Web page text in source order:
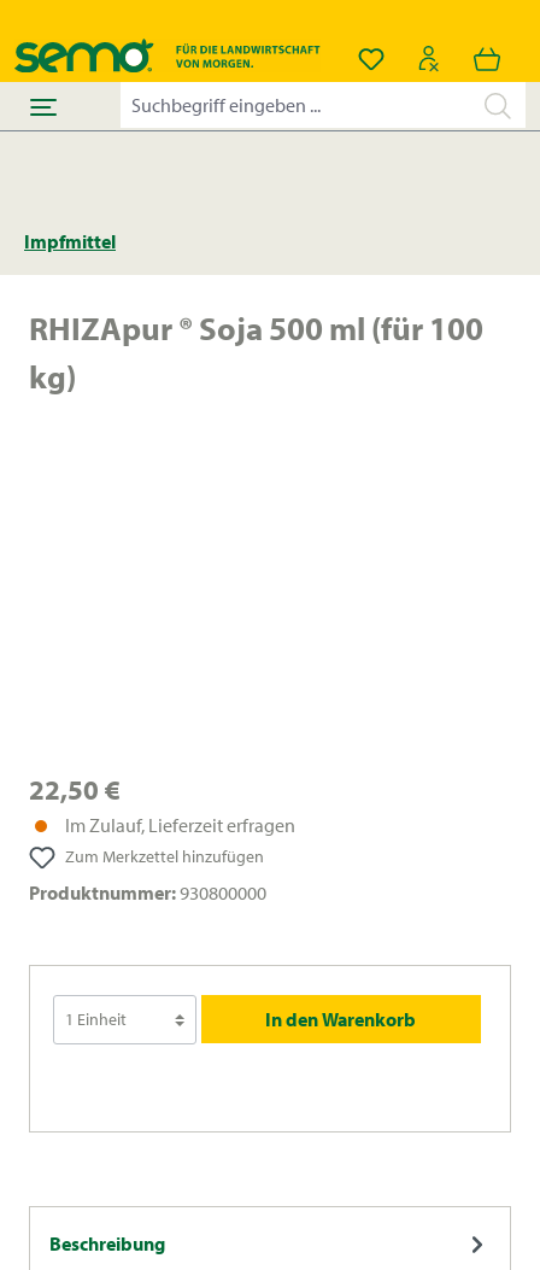
Du hast 0
Impfmittel
RHIZApur ® Soja 500 ml (für 100
kg)
22,50 €
Im Zulauf, Lieferzeit erfragen
Zum Merkzettel hinzufügen
Produktnummer:930800000
In den Warenkorb
Beschreibung